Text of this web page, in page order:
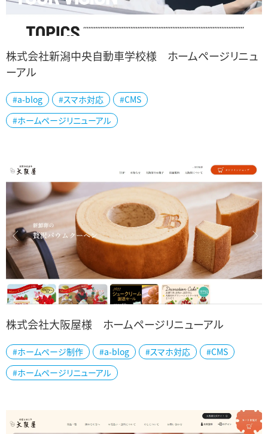
新潟市中央区の新潟中央自動車学校様のホームページを制作しま
した。 新潟駅から徒歩15分の好立地で県外からの合宿生も多く在籍
されています。 ホワイトベースにロ...
株式会社新潟中央自動車学校様 ホームページリニュ
ーアル
#a-blog #スマホ対応
#CMS
#ホームページリニューアル
新潟県内に多店舗展開されている和洋菓子店の株式会社大阪屋様
の公式ホームページを制作しました。 1858年（安政５年）創業の歴史
株式会社大阪屋様 ホームページリニューアル
#ホームページ制作 #a-blog #スマホ対応
#CMS
#ホームページリニューアル